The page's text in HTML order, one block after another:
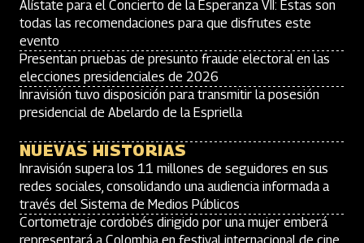
Alístate para el Concierto de la Esperanza VII: Estas son
todas las recomendaciones para que disfrutes este
evento
Presentan pruebas de presunto fraude electoral en las
elecciones presidenciales de 2026
Inravisión tuvo disposición para transmitir la posesión
presidencial de Abelardo de la Espriella
NUEVAS HISTORIAS
Inravisión supera los 11 millones de seguidores en sus
redes sociales, consolidando una audiencia informada a
través del Sistema de Medios Públicos
Cortometraje cordobés dirigido por una mujer emberá